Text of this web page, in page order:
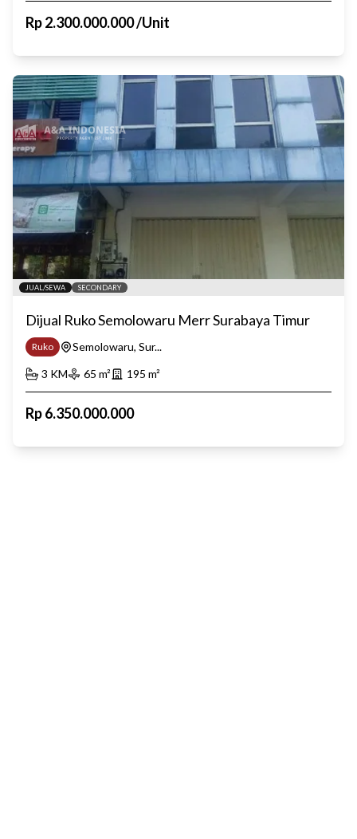
Rp2.300.000.000/Unit
JUAL/SEWA SECONDARY
Dijual Ruko Semolowaru Merr Surabaya Timur
Ruko
Semolowaru, Sur...
3 KM 65 m² 195 m²
Rp6.350.000.000